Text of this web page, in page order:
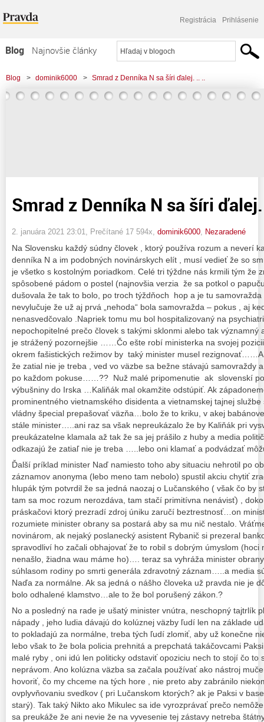
Registrácia Prihlásenie
Blog
Najnovšie články
Najčítanejšie články
Najkomentovanejšie články
Blog > dominik6000 > Smrad z Denníka N sa šíri ďalej. .. ..
Smrad z Denníka N sa šíri
2. januára 2021 23:01 , Prečítané 17 594x, dominik6000 Nezaradené
Na Slovensku každý súdny človek , ktorý používa rozum a neverí
denníka N a im podobných novinárskych elít , musí vedieť že so
je všetko s kostolným poriadkom. Celé tri týždne nás krmili tým že
spôsobené pádom o postel (najnovšia verzia že sa potkol o
dušovala že tak to bolo, po troch týždňoch hop a je tu
nevylučuje že už aj prvá „nehoda“ bola samovražda – pokus , aj
nenasvedčovalo .Napriek tomu mu bol hospitalizovaný na
nepochopitelné prečo človek s takými sklonmi alebo tak významný
je strážený pozornejšie ……Čo ešte robí ministerka na svojej
okrem fašistických režimov by taký minister musel
že zatial nie je treba , ved vo väzbe sa bežne stávajú samovraždy
po každom pokuse……?? Nuž malé pripomenutie ak slovenskí
výbušniny do Irska …Kaliňák mal okamžite odstúpiť. Ak
prominentného vietnamského disidenta a vietnamskej tajnej
vládny špecial prepašovať väzňa…bolo že to kriku, v akej
stále minister…..ani raz sa však nepreukázalo že by Kaliňák pri
preukázatelne klamala až tak že sa jej prášilo z huby a media
odkazajú že zatiaľ nie je treba …..lebo oni klamať a podvádzať
Ďalší príklad minister Naď namiesto toho aby situaciu nehrotil po
záznamov anonyma (lebo meno tam nebolo) spustil akciu chytiť
hlupák tým potvrdil že sa jedná naozaj o Lučanského ( však čo by
tam sa moc rozum nerozdáva, tam stačí primitívna nenávisť) ,
práskačovi ktorý prezradí zdroj úniku zaručí beztrestnosť…on
rozumiete minister obrany sa postará aby sa mu nič nestalo.
novinárom, ak nejaký poslanecký asistent Rybanič si prezeral
spravodliví ho začali obhajovať že to robil s dobrým úmyslom (hoci
nenašlo, žiadna wau máme ho)…. teraz sa vyhráža minister
súhlasom rodiny po smrti generála zdravotný záznam…..a media
Naďa za normálne. Ak sa jedná o nášho človeka už pravda nie je
bolo odhalené klamstvo…ale to že bol porušený zákon.?
No a posledný na rade je ušatý minister vnútra, neschopný tajtrlík
nápady , jeho ludia dávajú do kolúznej väzby ľudí len na základe
to pokladajú za normálne, treba tých ľudí zlomiť, aby už konečne
lebo však to že bola policia prehnitá a prepchatá takáčovcami
malé ryby , oni idú len politicky odstaviť opoziciu nech to stojí čo
neprávom. Ano kolúzna väzba sa začala používať ako nástroj
hovoriť, čo my chceme na tých hore , nie preto aby zabránilo
ovplyvňovaniu svedkov ( pri Lučanskom ktorých? ak je Paksi v
starý). Tak taký Nikto ako Mikulec sa ide vyrozprávať prečo
sa preukáže že ani nevie že na vyvesenie tej zástavy netreba